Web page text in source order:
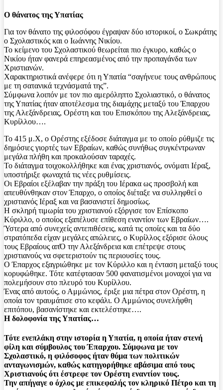
Ο θάνατος της Υπατίας
Για τον θάνατο της φιλοσόφου έγραψαν δύο ιστορικοί, ο Σωκράτης
ο Σχολαστικός και ο Ιωάννης Νικίου.
Το κείμενο του Σχολαστικού θεωρείται πιο έγκυρο, καθώς ο
Νικίου ήταν φανερά επηρεασμένος από την προπαγάνδα των
Χριστιανών.
Χαρακτηριστικά ανέφερε ότι η Υπατία “σαγήνευε τους ανθρώπους
με τη σατανικά τεχνάσματά της”.
Σύμφωνα λοιπόν με τον πιο αμερόληπτο Σχολιαστικό, ο θάνατος
της Υπατίας ήταν αποτέλεσμα της διαμάχης μεταξύ του Έπαρχου
της Αλεξάνδρειας, Ορέστη και του Επισκόπου της Αλεξάνδρειας,
Κυρίλλου….
Το 415 μ.Χ, ο Ορέστης εξέδοσε διάταγμα με το οποίο ρύθμιζε τις
δημόσιες γιορτές των Εβραίων, καθώς συνήθως συγκέντρωναν
μεγάλα πλήθη και προκαλούσαν ταραχές.
Το διάταγμα τοιχοκολλήθηκε και ένας χριστιανός, ονόματι Ιέραξ,
υποστήριξε φωναχτά τις νέες ρυθμίσεις.
Οι Εβραίοι εξέλαβαν την πράξη του Ιέρακα ως προσβολή και
απευθύνθηκαν στον Έπαρχο, ο οποίος διέταξε να συλληφθεί ο
χριστιανός Ιέραξ και να βασανιστεί δημοσίως.
Η σκληρή τιμωρία του χριστιανού εξόργισε τον Επίσκοπο
Κύριλλο, ο οποίος εξαπέλυσε επίθεση εναντίον των Εβραίων….
Ύστερα από συνεχείς αντεπιθέσεις, κατά τις οποίες και τα δύο
στρατόπεδα είχαν μεγάλες απώλειες, ο Κυρίλλος εξόρισε όλους
τους Εβραίους απΌ την Αλεξάνδρεια και επέτρεψε στους
χριστιανούς να σφετεριστούν τις περιουσίες τους.
Ο Έπαρχος εξαγριώθηκε με τον Κύριλλο και η ένταση μεταξύ τους
κορυφώθηκε. Τότε κατέφτασαν 500 φανατισμένοι μοναχοί για να
πολεμήσουν στο πλευρό του Κυρίλλου.
Ένας από αυτούς, ο Αμμώνιος, έριξε μια πέτρα στον Ορέστη, η
οποία τον τραυμάτισε στο κεφάλι. Ο Αμμώνιος συνελήφθη
επιτόπου, βασανίστηκε και εκτελέστηκε….
Η δολοφονία της Υπατίας…
Τότε ενεπλάκη στην ιστορία η Υπατία, η οποία ήταν στενή
φίλη και σύμβουλος του Έπαρχου. Σύμφωνα με τον
Σχολαστικό, η φιλόσοφος ήταν θύμα των πολιτικών
ανταγωνισμών, καθώς κατηγορήθηκε αβάσιμα από τους
Χριστιανούς ότι έστρεφε τον Ορέστη εναντίον τους.
Την απήγαγε ο όχλος με επικεφαλής τον κληρικό Πέτρο και τη